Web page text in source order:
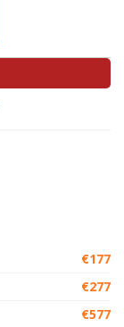
€177
€277
€577